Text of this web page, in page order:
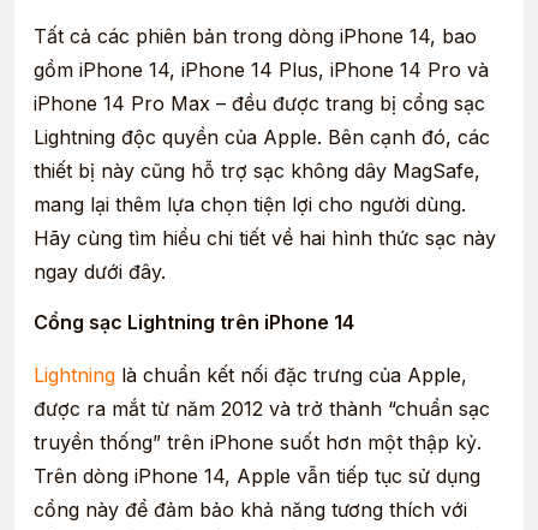
Tất cả các phiên bản trong dòng iPhone 14, bao
gồm iPhone 14, iPhone 14 Plus, iPhone 14 Pro và
iPhone 14 Pro Max – đều được trang bị cổng sạc
Lightning độc quyền của Apple. Bên cạnh đó, các
thiết bị này cũng hỗ trợ sạc không dây MagSafe,
mang lại thêm lựa chọn tiện lợi cho người dùng.
Hãy cùng tìm hiểu chi tiết về hai hình thức sạc này
ngay dưới đây.
Cổng sạc Lightning trên iPhone 14
Lightning là chuẩn kết nối đặc trưng của Apple,
được ra mắt từ năm 2012 và trở thành “chuẩn sạc
truyền thống” trên iPhone suốt hơn một thập kỷ.
Trên dòng iPhone 14, Apple vẫn tiếp tục sử dụng
cổng này để đảm bảo khả năng tương thích với